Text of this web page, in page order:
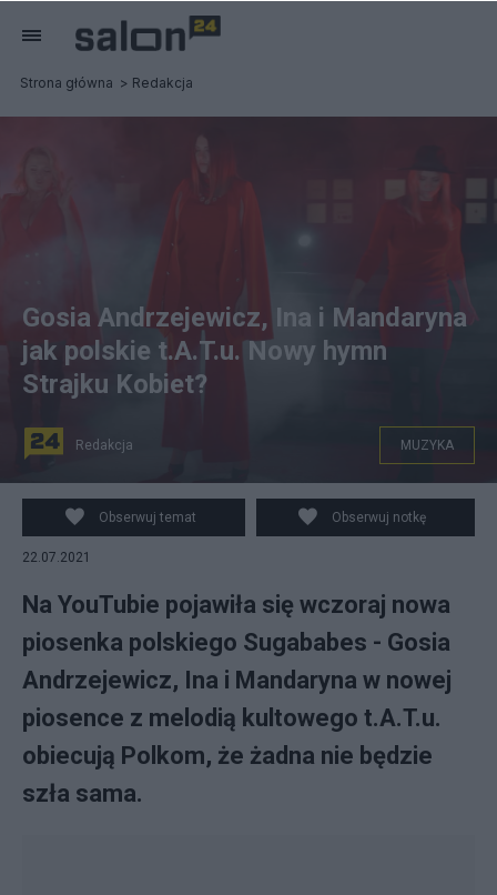
Strona główna Redakcja
YouTube/HAH Records
Gosia Andrzejewicz, Ina i Mandaryna
jak polskie t.A.T.u. Nowy hymn
Strajku Kobiet?
Redakcja MUZYKA
Obserwuj temat Obserwuj notkę
22.07.2021
Na YouTubie pojawiła się wczoraj nowa
piosenka polskiego Sugababes - Gosia
Andrzejewicz, Ina i Mandaryna w nowej
piosence z melodią kultowego t.A.T.u.
obiecują Polkom, że żadna nie będzie
szła sama.